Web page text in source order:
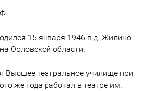
15 января 1946 в д. Жилино
Орловской области.
Высшее театральное училище при
же года работал в театре им.